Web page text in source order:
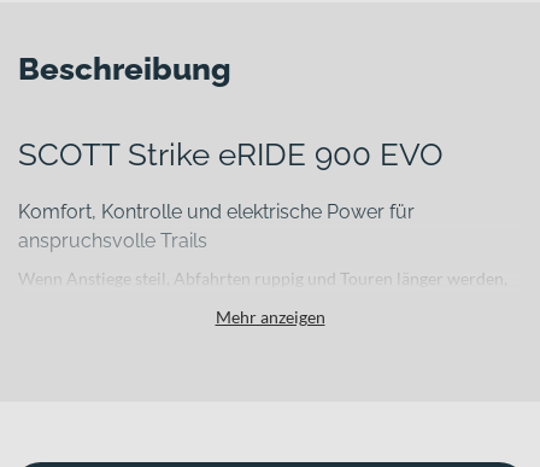
Beschreibung
SCOTT Strike eRIDE 900 EVO
Komfort, Kontrolle und elektrische Power für
anspruchsvolle Trails
Wenn Anstiege steil, Abfahrten ruppig und Touren länger werden,
unterstützt und gleichzeitig viel Kontrolle vermittelt. Das SCOTT
Mehr anzeigen